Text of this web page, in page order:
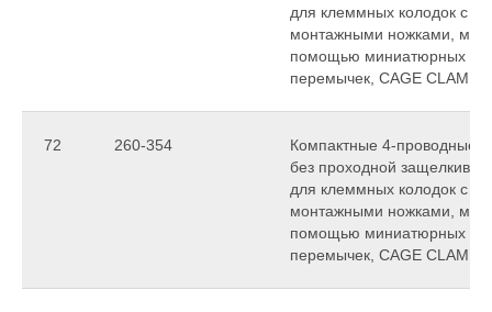
для клеммных колодок с
монтажными ножками,
помощью миниатюрных
перемычек, CAGE CLAMP
72 260-354
Компактные 4-проводные
без проходной
для клеммных колодок с
монтажными ножками,
помощью миниатюрных
перемычек, CAGE CLAMP